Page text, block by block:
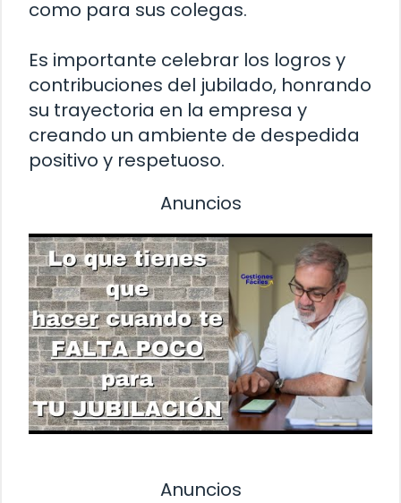
como para sus colegas.
Es importante celebrar los logros y
contribuciones del jubilado, honrando
su trayectoria en la empresa y
creando un ambiente de despedida
positivo y respetuoso.
Anuncios
Anuncios